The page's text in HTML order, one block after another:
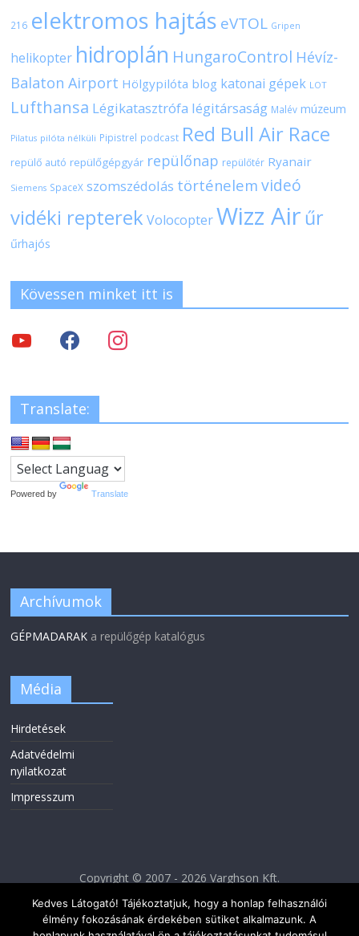
216 elektromos hajtás eVTOL Gripen
helikopter hidroplán HungaroControl Hévíz-
Balaton Airport Hölgypilóta blog katonai gépek LOT
Lufthansa Légikatasztrófa légitársaság Malév múzeum
Pilatus pilóta nélküli Pipistrel podcast Red Bull Air Race
repülő autó repülőgépgyár repülőnap repülőtér Ryanair
Siemens SpaceX szomszédolás történelem videó
vidéki repterek Volocopter Wizz Air űr
űrhajós
Kövessen minket itt is
Translate:
Powered by Translate
Archívumok
GÉPMADARAK a repülőgép katalógus
Média
Hirdetések
Adatvédelmi
nyilatkozat
Impresszum
Copyright © 2007 - 2026 Varghson Kft.
Kedves Látogató! Tájékoztatjuk, hogy a honlap felhasználói
élmény fokozásának érdekében sütiket alkalmazunk. A